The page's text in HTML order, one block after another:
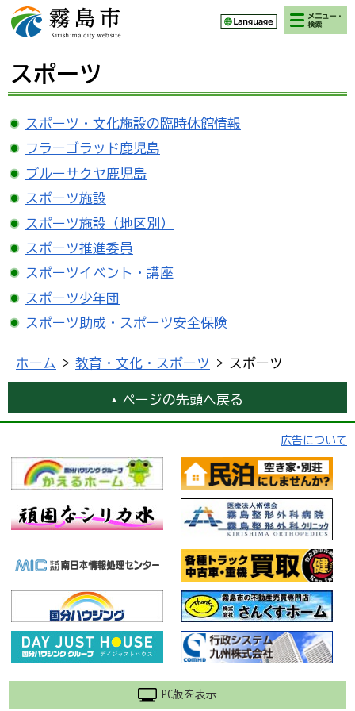
霧島市 Kirishima
city website
検索・メニ
ュー
スポーツ
スポーツ・文化施設の臨時休館情報
フラーゴラッド鹿児島
ブルーサクヤ鹿児島
スポーツ施設
スポーツ施設（地区別）
スポーツ推進委員
スポーツイベント・講座
スポーツ少年団
スポーツ助成・スポーツ安全保険
ホーム > 教育・文化・スポーツ > スポーツ
ページの先頭へ戻る
広告について
PC版を表示